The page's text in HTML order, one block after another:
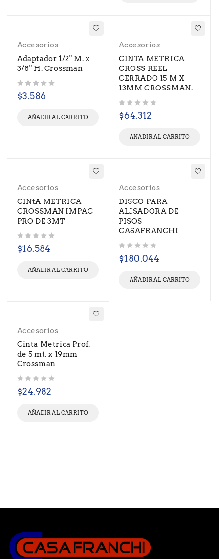
Accesorios
Adaptador 1/2" M. x
3/8" H. Crossman
$3.586
AÑADIR AL CARRITO
Accesorios
CINTA METRICA
CROSS REEL
CERRADO 15 M X
13MM CROSSMAN.
$64.312
AÑADIR AL CARRITO
Accesorios
CINtA METRICA
CROSSMAN IMPAC
PRO DE 3MT
$16.584
AÑADIR AL CARRITO
Accesorios
DISCO PARA
ALISADORA DE
PISOS
CASAFRANCHI
$180.044
AÑADIR AL CARRITO
Accesorios
Cinta Metrica Prof.
de 5 mt. x 19mm
Crossman
$24.982
AÑADIR AL CARRITO